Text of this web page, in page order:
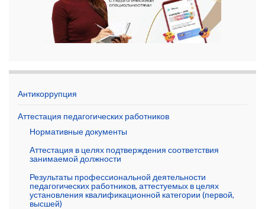
Антикоррупция
Аттестация педагогических работников
Нормативные документы
Аттестация в целях подтверждения соответствия
занимаемой должности
Результаты профессиональной деятельности
педагогических работников, аттестуемых в целях
установления квалификационной категории (первой,
высшей)